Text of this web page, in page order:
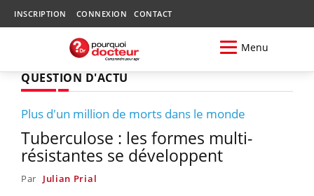
INSCRIPTION CONNEXION CONTACT
Menu
QUESTION D'ACTU
Plus d'un million de morts dans le monde
Tuberculose : les formes multi-
résistantes se développent
Par Julian Prial